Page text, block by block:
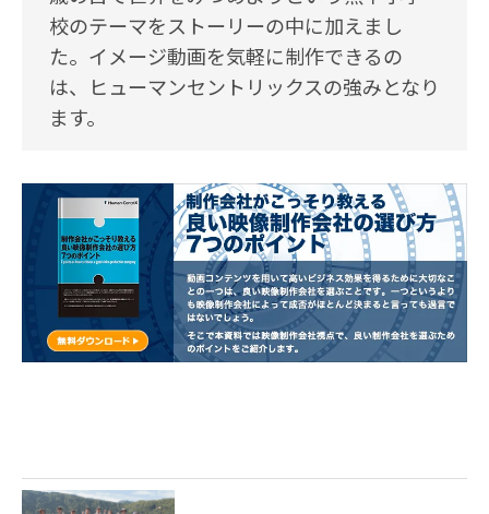
校のテーマをストーリーの中に加えまし
た。イメージ動画を気軽に制作できるの
は、ヒューマンセントリックスの強みとなり
ます。